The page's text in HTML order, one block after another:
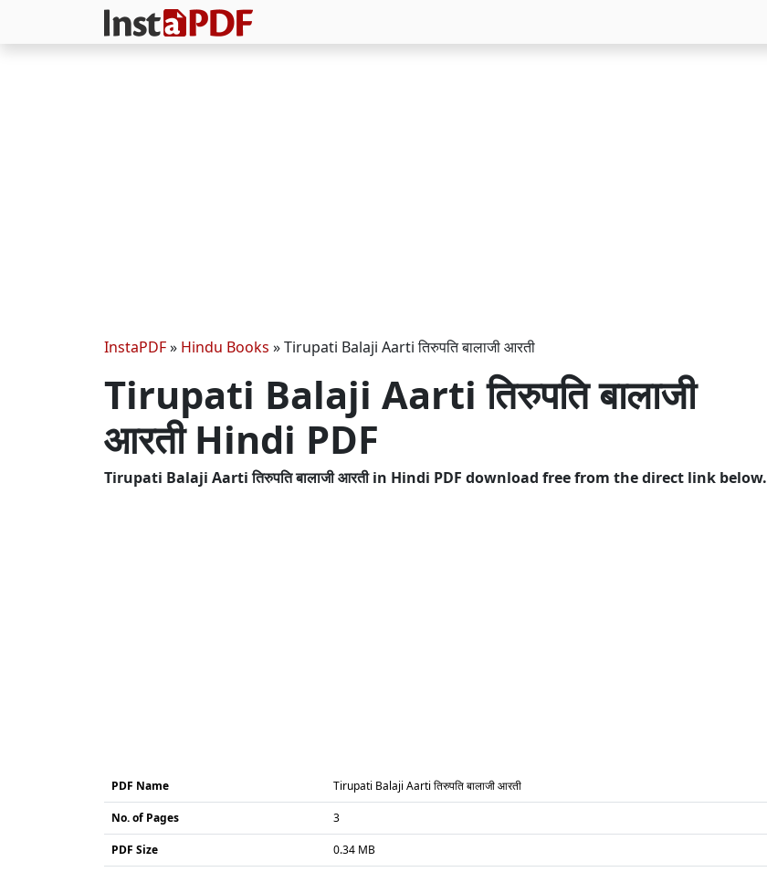
InstaPDF» Hindu Books »Tirupati Balaji Aarti तिरुपति बालाजी आरती
Tirupati Balaji Aarti तिरुपति बालाजी
आरती Hindi PDF
Tirupati Balaji Aarti तिरुपति बालाजी आरती in Hindi PDF download free from the direct link below.
PDF Name Tirupati Balaji Aarti तिरुपति बालाजी आरती
No. of Pages 3
PDF Size 0.34 MB